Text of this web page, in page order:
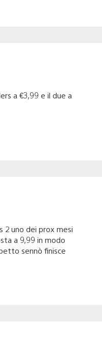
a €3,99 e il due a
2 uno dei prox mesi
a 9,99 in modo
sennò finisce